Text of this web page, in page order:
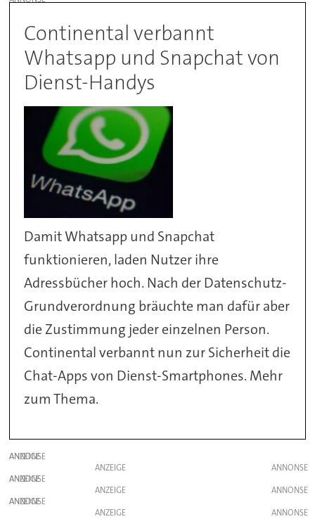
Continental verbannt
Whatsapp und Snapchat von
Dienst-Handys
Damit Whatsapp und Snapchat
funktionieren, laden Nutzer ihre
Adressbücher hoch. Nach der Datenschutz-
Grundverordnung bräuchte man dafür aber
die Zustimmung jeder einzelnen Person.
Continental verbannt nun zur Sicherheit die
Chat-Apps von Dienst-Smartphones. Mehr
zum Thema.
ANZEIGE
ANZEIGE
ANZEIGE
ANZEIGE
ANZEIGE
ANZEIGE